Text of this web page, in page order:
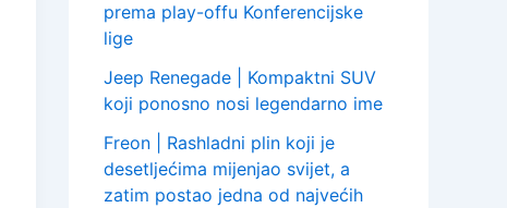
prema play-offu Konferencijske
lige
Jeep Renegade | Kompaktni SUV
koji ponosno nosi legendarno ime
Freon | Rashladni plin koji je
desetljećima mijenjao svijet, a
zatim postao jedna od najvećih